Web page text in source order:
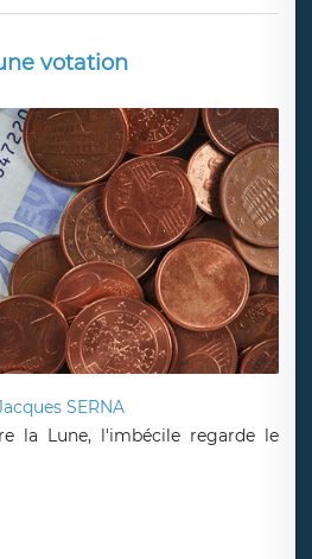
votation
SERNA
la Lune, l'imbécile regarde le